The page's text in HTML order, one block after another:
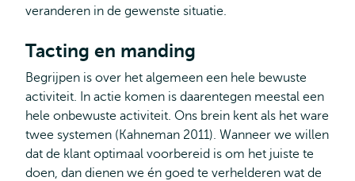
veranderen in de gewenste situatie.
Tacting en manding
Begrijpen is over het algemeen een hele bewuste
activiteit. In actie komen is daarentegen meestal een
hele onbewuste activiteit. Ons brein kent als het ware
twee systemen (Kahneman 2011). Wanneer we willen
dat de klant optimaal voorbereid is om het juiste te
doen, dan dienen we én goed te verhelderen wat de